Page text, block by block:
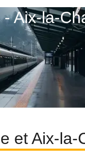
Aix-la-
et Aix-la-